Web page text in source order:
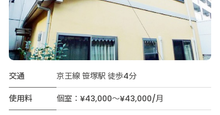
交通
京王線 笹塚駅 徒歩4分
使用料
個室：¥43,000～¥43,000/月